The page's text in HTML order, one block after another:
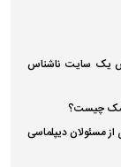
یک سایت ناشناس
چیست؟
مسئولان دیپلماسی